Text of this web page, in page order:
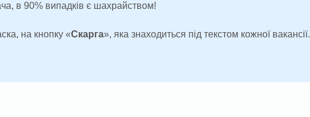
в 90% випадків є шахрайством!
на кнопку «Скарга», яка знаходиться під текстом кожної вакансії.